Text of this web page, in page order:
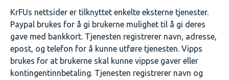
KrFUs nettsider er tilknyttet enkelte eksterne tjenester.
Paypal brukes for å gi brukerne mulighet til å gi deres
gave med bankkort. Tjenesten registrerer navn, adresse,
epost, og telefon for å kunne utføre tjenesten. Vipps
brukes for at brukerne skal kunne vippse gaver eller
kontingentinnbetaling. Tjenesten registrerer navn og